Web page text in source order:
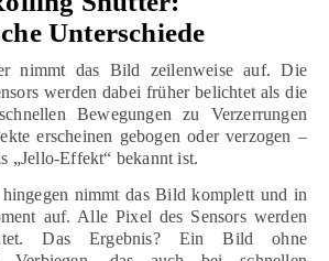
Unterschiede
nimmt das Bild zeilenweise auf. Die
werden dabei früher belichtet als die
Bewegungen zu Verzerrungen
erscheinen gebogen oder verzogen –
„Jello-Effekt“ bekannt ist.
nimmt das Bild komplett und in
auf. Alle Pixel des Sensors werden
Das Ergebnis? Ein Bild ohne